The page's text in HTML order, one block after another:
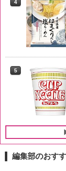
5
5
4
5
編集部のおす